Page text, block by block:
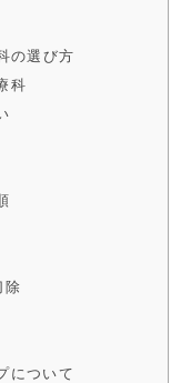
の選び方
科
除
について